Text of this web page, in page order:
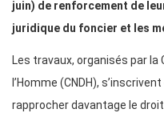
juin) de renforcement de
juridique du foncier et les
Les travaux, organisés par
l’Homme (CNDH),
rapprocher davantage le